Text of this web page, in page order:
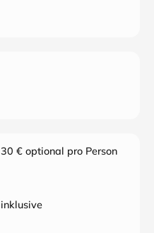
30 € optional pro Person
inklusive